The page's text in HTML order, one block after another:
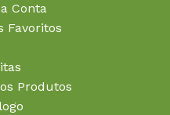
Conta
Favoritos
Produtos